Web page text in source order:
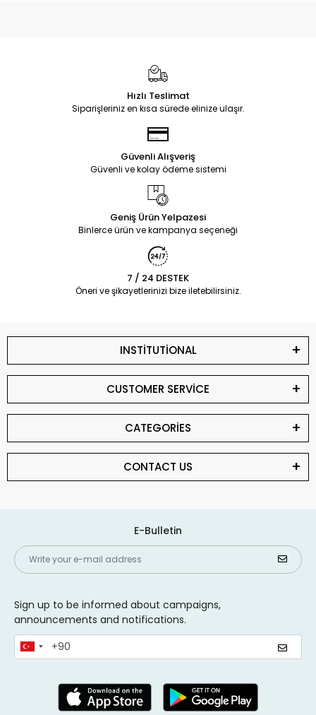
Hızlı Teslimat
Siparişleriniz en kısa sürede elinize ulaşır.
Güvenli Alışveriş
Güvenli ve kolay ödeme sistemi
Geniş Ürün Yelpazesi
Binlerce ürün ve kampanya seçeneği
7 / 24 DESTEK
Öneri ve şikayetlerinizi bize iletebilirsiniz.
INSTİTUTİONAL
CUSTOMER SERVİCE
CATEGORİES
CONTACT US
E-Bulletin
Sign up to be informed about campaigns,
announcements and notifications.